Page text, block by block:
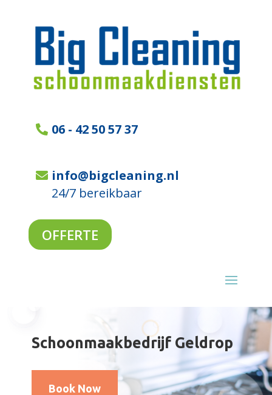
06 - 42 50 57 37
info@bigcleaning.nl
24/7 bereikbaar
OFFERTE
Schoonmaakbedrijf Geldrop
Book Now